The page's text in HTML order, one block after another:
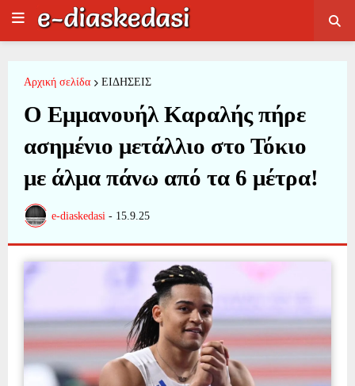
Αρχική σελίδα ΕΙΔΗΣΕΙΣ
Ο Εμμανουήλ Καραλής πήρε
ασημένιο μετάλλιο στο Τόκιο
με άλμα πάνω από τα 6 μέτρα!
e-diaskedasi - 15.9.25